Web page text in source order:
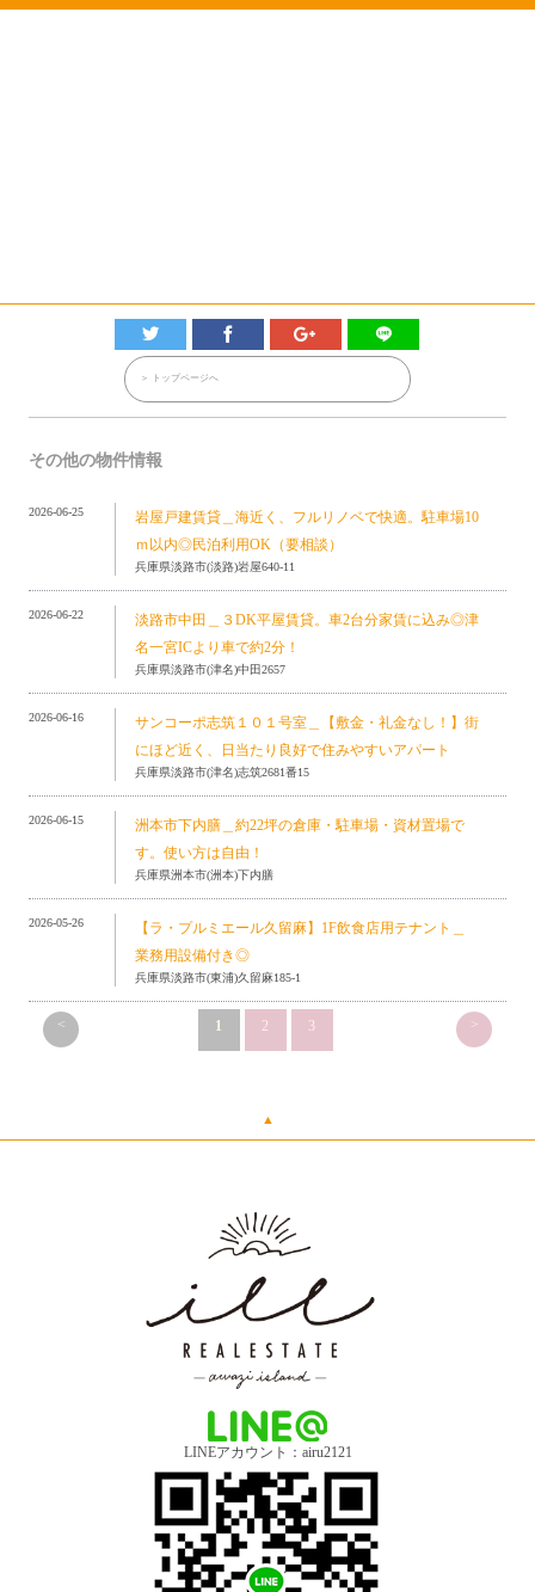
＞ トップページへ
その他の物件情報
2026-06-25
岩屋戸建賃貸＿海近く、フルリノベで快適。駐車場10
ｍ以内◎民泊利用OK（要相談）
兵庫県淡路市(淡路)岩屋640-11
2026-06-22
淡路市中田＿３DK平屋賃貸。車2台分家賃に込み◎津
名一宮ICより車で約2分！
兵庫県淡路市(津名)中田2657
2026-06-16
サンコーポ志筑１０１号室＿【敷金・礼金なし！】街
にほど近く、日当たり良好で住みやすいアパート
兵庫県淡路市(津名)志筑2681番15
2026-06-15
洲本市下内膳＿約22坪の倉庫・駐車場・資材置場で
す。使い方は自由！
兵庫県洲本市(洲本)下内膳
2026-05-26
【ラ・プルミエール久留麻】1F飲食店用テナント＿
業務用設備付き◎
兵庫県淡路市(東浦)久留麻185-1
< 1 2 3 >
▲
LINEアカウント：airu2121